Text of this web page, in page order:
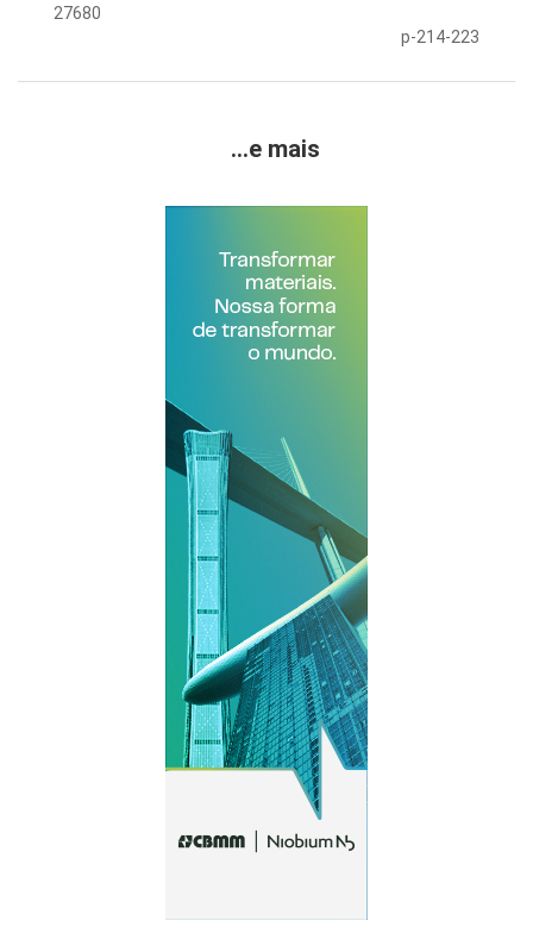
27680
p-214-223
...e mais